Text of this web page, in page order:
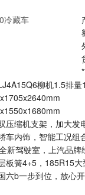
冷藏车
柳机1.5排量
缩机支架，加大发
车内饰，智能工况组
新驾驶室，上汽品牌
板簧4+5，185R15
六b一步到位，放心